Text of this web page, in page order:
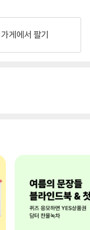
게에서 팔기